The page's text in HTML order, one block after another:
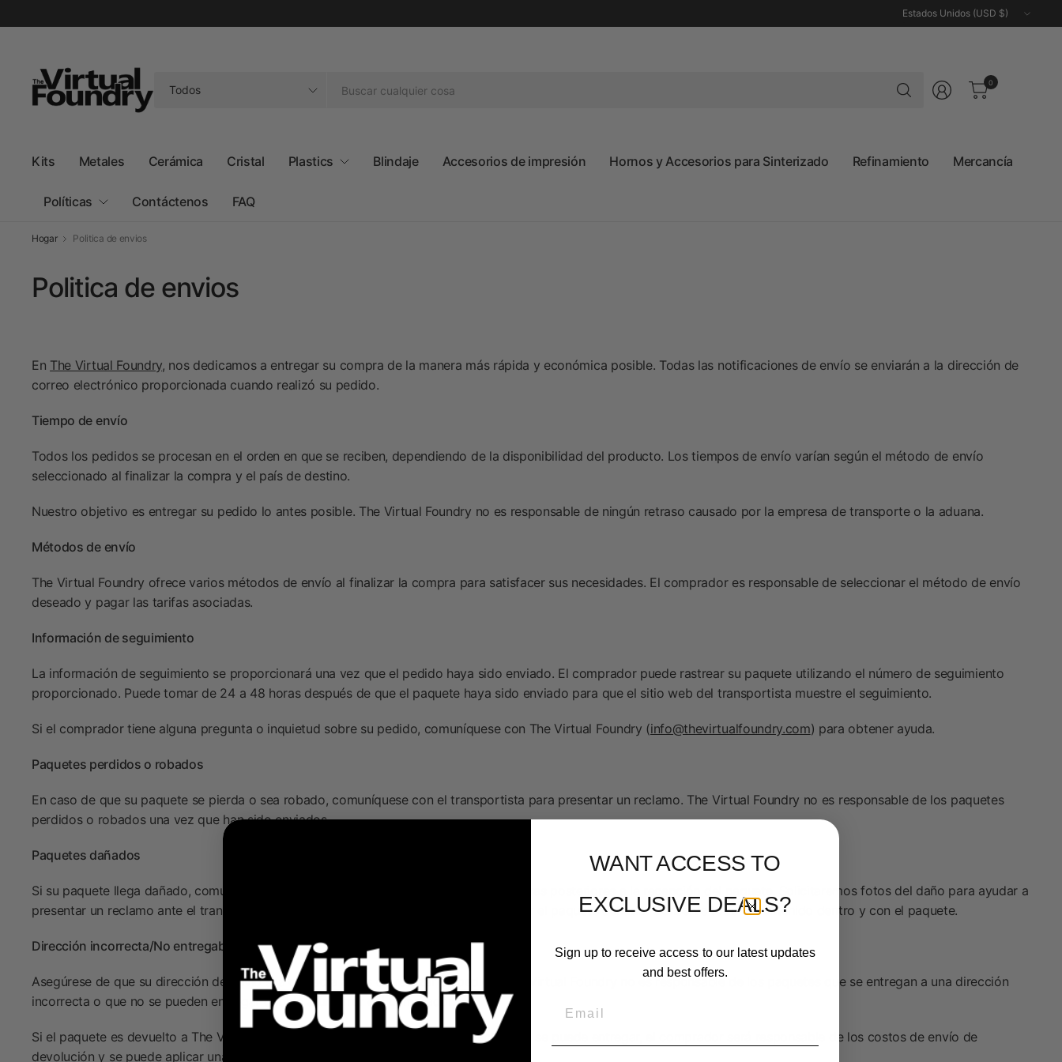
Actualizar
país/región
Buscar
cualquier
cualquier
0
Kits Metales Cerámica Cristal Plastics Blindaje Accesorios de impresión Hornos y Accesorios para Sinterizado Refinamiento Mercancía
Políticas Contáctenos FAQ
Hogar Politica de envios
Politica de envios
En The Virtual Foundry, nos dedicamos a entregar su compra de la manera más rápida y económica posible. Todas las notificaciones de envío se enviarán a la dirección de
correo electrónico proporcionada cuando realizó su pedido.
Tiempo de envío
Todos los pedidos se procesan en el orden en que se reciben, dependiendo de la disponibilidad del producto. Los tiempos de envío varían según el método de envío
seleccionado al finalizar la compra y el país de destino.
Nuestro objetivo es entregar su pedido lo antes posible. The Virtual Foundry no es responsable de ningún retraso causado por la empresa de transporte o la aduana.
Métodos de envío
The Virtual Foundry ofrece varios métodos de envío al finalizar la compra para satisfacer sus necesidades. El comprador es responsable de seleccionar el método de envío
deseado y pagar las tarifas asociadas.
Información de seguimiento
La información de seguimiento se proporcionará una vez que el pedido haya sido enviado. El comprador puede rastrear su paquete utilizando el número de seguimiento
proporcionado. Puede tomar de 24 a 48 horas después de que el paquete haya sido enviado para que el sitio web del transportista muestre el seguimiento.
Si el comprador tiene alguna pregunta o inquietud sobre su pedido, comuníquese con The Virtual Foundry (info@thevirtualfoundry.com) para obtener ayuda.
Paquetes perdidos o robados
En caso de que su paquete se pierda o sea robado, comuníquese con el transportista para presentar un reclamo. The Virtual Foundry no es responsable de los paquetes
perdidos o robados una vez que han sido enviados.
Paquetes dañados
Si su paquete llega dañado, comuníquese con The Virtual Foundry dentro de las 48 horas posteriores a la recepción del paquete. Solicitaremos fotos del daño para ayudar a
presentar un reclamo ante el transportista. A veces, el transportista intentará recuperar el paquete dañado. Conserve todo el contenido dentro y con el paquete.
Dirección incorrecta/No entregable
Asegúrese de que su dirección de envío sea correcta antes de realizar su pedido. The Virtual Foundry no es responsable de los paquetes que se entregan a una dirección
incorrecta o que no se pueden entregar debido a un error del comprador.
Si el paquete es devuelto a The Virtual Foundry debido a una dirección incorrecta o no se puede entregar, el comprador será responsable de los costos de envío de
devolución y se puede aplicar una tarifa de reabastecimiento.
WANT ACCESS TO
EXCLUSIVE DEALS?
Sign up to receive access to our latest updates
and best offers.